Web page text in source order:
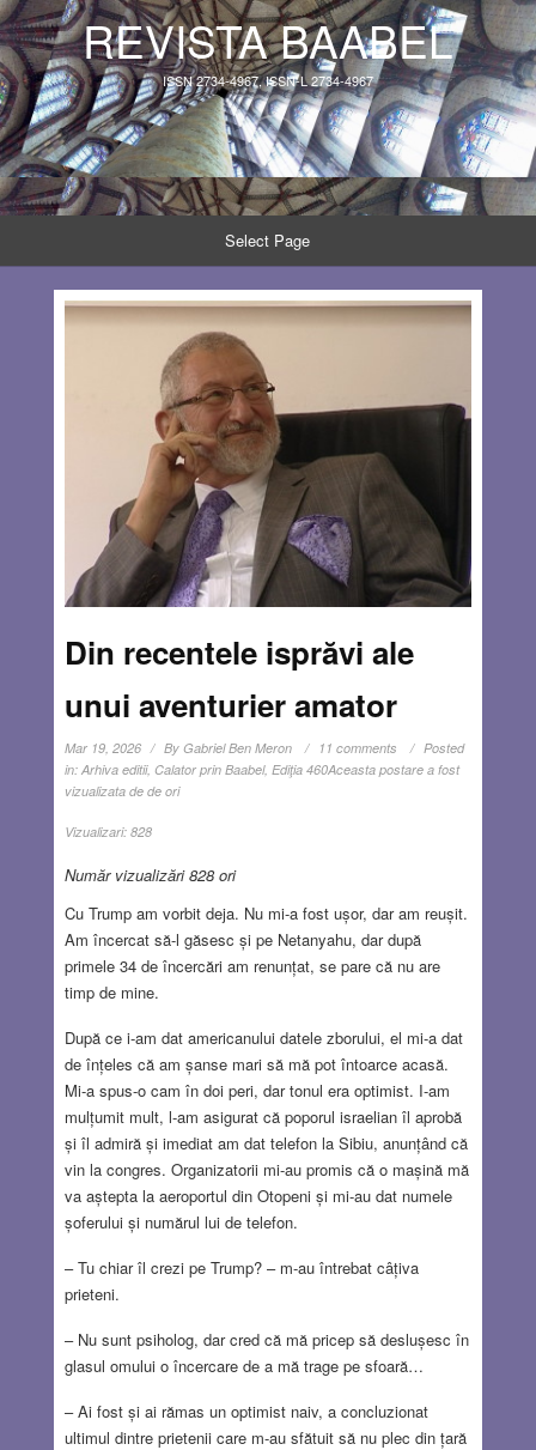
REVISTA BAABEL
ISSN 2734-4967, ISSN-L 2734-4967
Select Page
Din recentele isprăvi ale
unui aventurier amator
Mar 19, 2026 By Gabriel Ben Meron 11 comments
Posted
in: Arhiva editii, Calator prin Baabel, Ediţia 460Aceasta postare a fost
vizualizata de de ori
Vizualizari: 828
Număr vizualizări 828 ori
Cu Trump am vorbit deja. Nu mi-a fost ușor, dar am reușit.
Am încercat să-l găsesc și pe Netanyahu, dar după
primele 34 de încercări am renunțat, se pare că nu are
timp de mine.
După ce i-am dat americanului datele zborului, el mi-a dat
de înțeles că am șanse mari să mă pot întoarce acasă.
Mi-a spus-o cam în doi peri, dar tonul era optimist. I-am
mulțumit mult, l-am asigurat că poporul israelian îl aprobă
și îl admiră și imediat am dat telefon la Sibiu, anunțând că
vin la congres. Organizatorii mi-au promis că o mașină mă
va aștepta la aeroportul din Otopeni și mi-au dat numele
șoferului și numărul lui de telefon.
– Tu chiar îl crezi pe Trump? – m-au întrebat câțiva
prieteni.
– Nu sunt psiholog, dar cred că mă pricep să deslușesc în
glasul omului o încercare de a mă trage pe sfoară…
– Ai fost și ai rămas un optimist naiv, a concluzionat
ultimul dintre prietenii care m-au sfătuit să nu plec din țară